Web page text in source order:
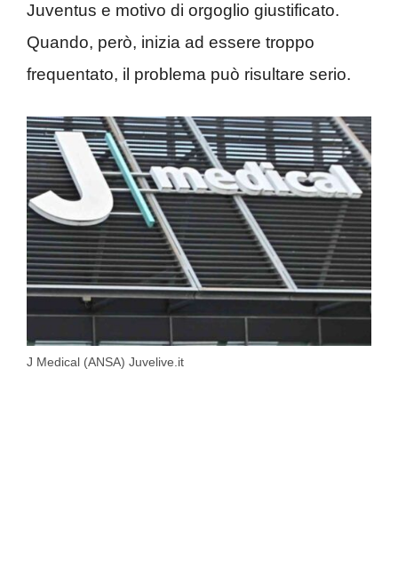
Juventus e motivo di orgoglio giustificato.
Quando, però, inizia ad essere troppo
frequentato, il problema può risultare serio.
J Medical (ANSA) Juvelive.it